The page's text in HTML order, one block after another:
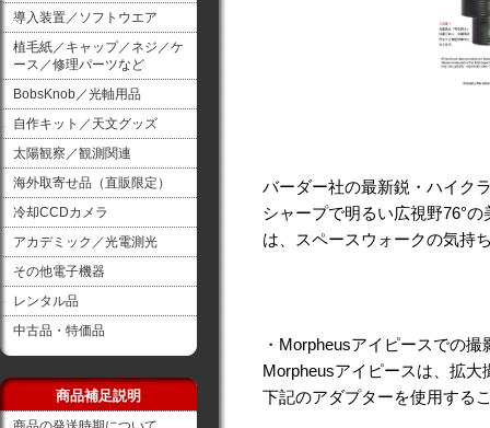
導入装置／ソフトウエア
植毛紙／キャップ／ネジ／ケ
ース／修理パーツなど
BobsKnob／光軸用品
自作キット／天文グッズ
太陽観察／観測関連
海外取寄せ品（直販限定）
冷却CCDカメラ
アカデミック／光電測光
その他電子機器
レンタル品
中古品・特価品
商品補足説明
バーダー社の最新鋭・ハイク
シャープで明るい広視野76°
は、スペースウォークの気持
・Morpheusアイピースでの撮
Morpheusアイピースは、拡
下記のアダプターを使用する